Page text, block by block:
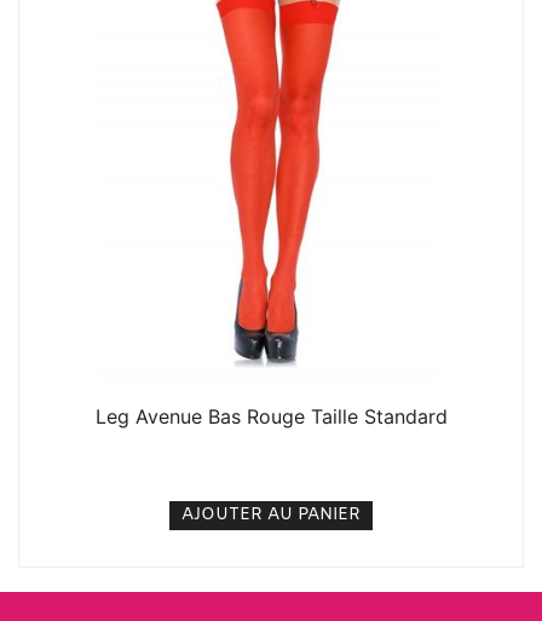
Leg Avenue Bas Rouge Taille Standard
AJOUTER AU PANIER